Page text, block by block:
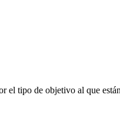
el tipo de objetivo al que